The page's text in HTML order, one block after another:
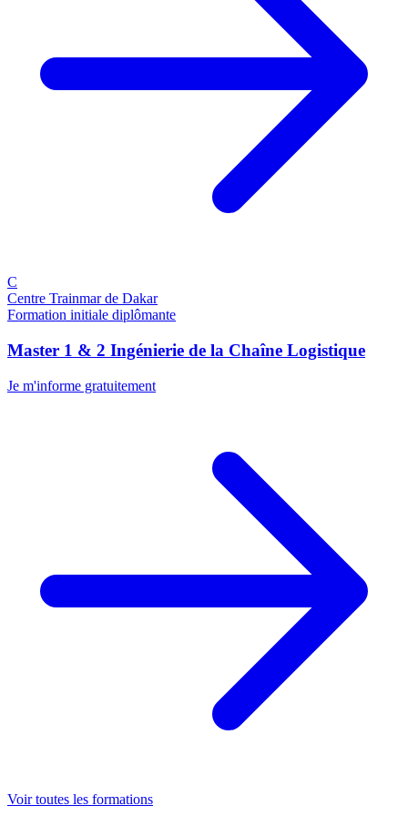
C
Centre Trainmar de Dakar
Formation initiale diplômante
Master 1 & 2 Ingénierie de la Chaîne Logistique
Je m'informe gratuitement
Voir toutes les formations